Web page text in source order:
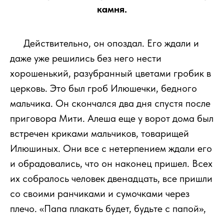
камня.
Действительно, он опоздал. Его ждали и
даже уже решились без него нести
хорошенький, разубранный цветами гробик в
церковь. Это был гроб Илюшечки, бедного
мальчика. Он скончался два дня спустя после
приговора Мити. Алеша еще у ворот дома был
встречен криками мальчиков, товарищей
Илюшиных. Они все с нетерпением ждали его
и обрадовались, что он наконец пришел. Всех
их собралось человек двенадцать, все пришли
со своими ранчиками и сумочками через
плечо. «Папа плакать будет, будьте с папой»,